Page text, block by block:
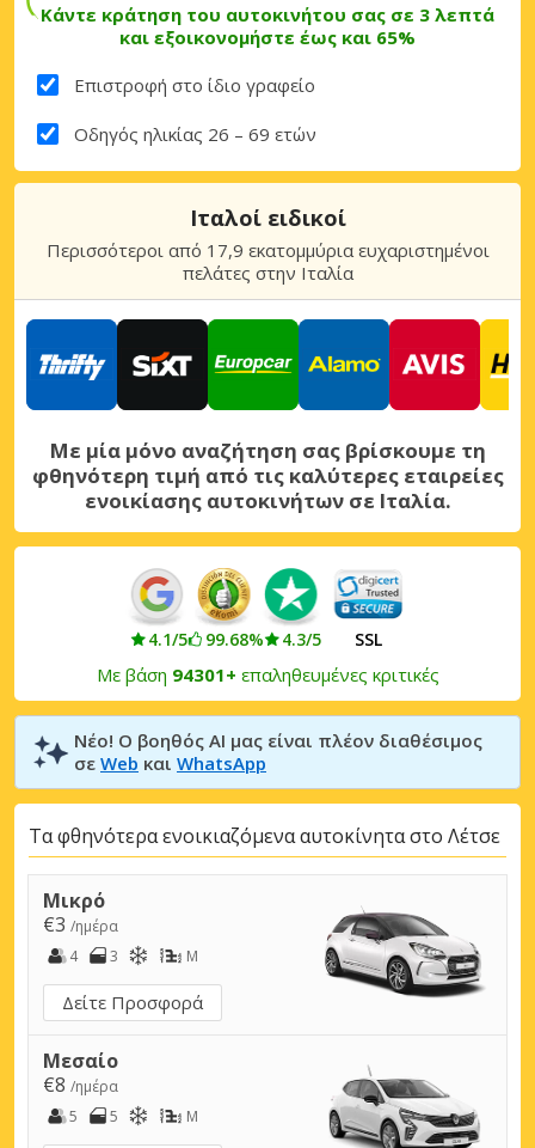
Κάντε κράτηση του αυτοκινήτου σας σε 3 λεπτά
και εξοικονομήστε έως και 65%
Επιστροφή στο ίδιο γραφείο
Οδηγός ηλικίας 26 – 69 ετών
Ιταλοί ειδικοί
Περισσότεροι από 17,9 εκατομμύρια ευχαριστημένοι
πελάτες στην Ιταλία
Με μία μόνο αναζήτηση σας βρίσκουμε τη
φθηνότερη τιμή από τις καλύτερες εταιρείες
ενοικίασης αυτοκινήτων σε Ιταλία.
4.1/5 99.68% 4.3/5 SSL
Με βάση 94301+ επαληθευμένες κριτικές
Νέο! Ο βοηθός AI μας είναι πλέον διαθέσιμος
σε Web και WhatsApp
Τα φθηνότερα ενοικιαζόμενα αυτοκίνητα στο Λέτσε
Μικρό
€3 /ημέρα
4
3 M
Δείτε Προσφορά
Μεσαίο
€8 /ημέρα
5
5 M